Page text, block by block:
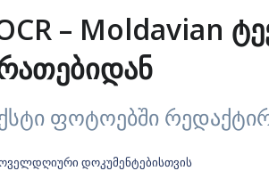
– Moldavian
ფოტოებში
დოკუმენტებისთვის